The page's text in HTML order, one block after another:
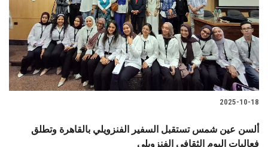
الطلاب
هيئة التدريس
الدراسات العليا
2025-10-18
ألسن عين شمس تستقبل السفير الفنزويلي بالقاهرة وتطلق
فعاليات اليوم الثقافي الفنزويلي